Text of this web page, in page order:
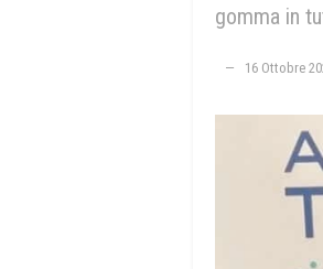
gomma in
16 Ottobre